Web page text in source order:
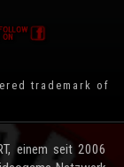
trademark of
einem seit 2006